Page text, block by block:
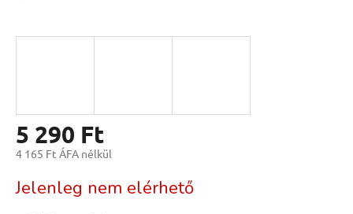
5 290 Ft
4 165 Ft ÁFA nélkül
Jelenleg nem elérhető